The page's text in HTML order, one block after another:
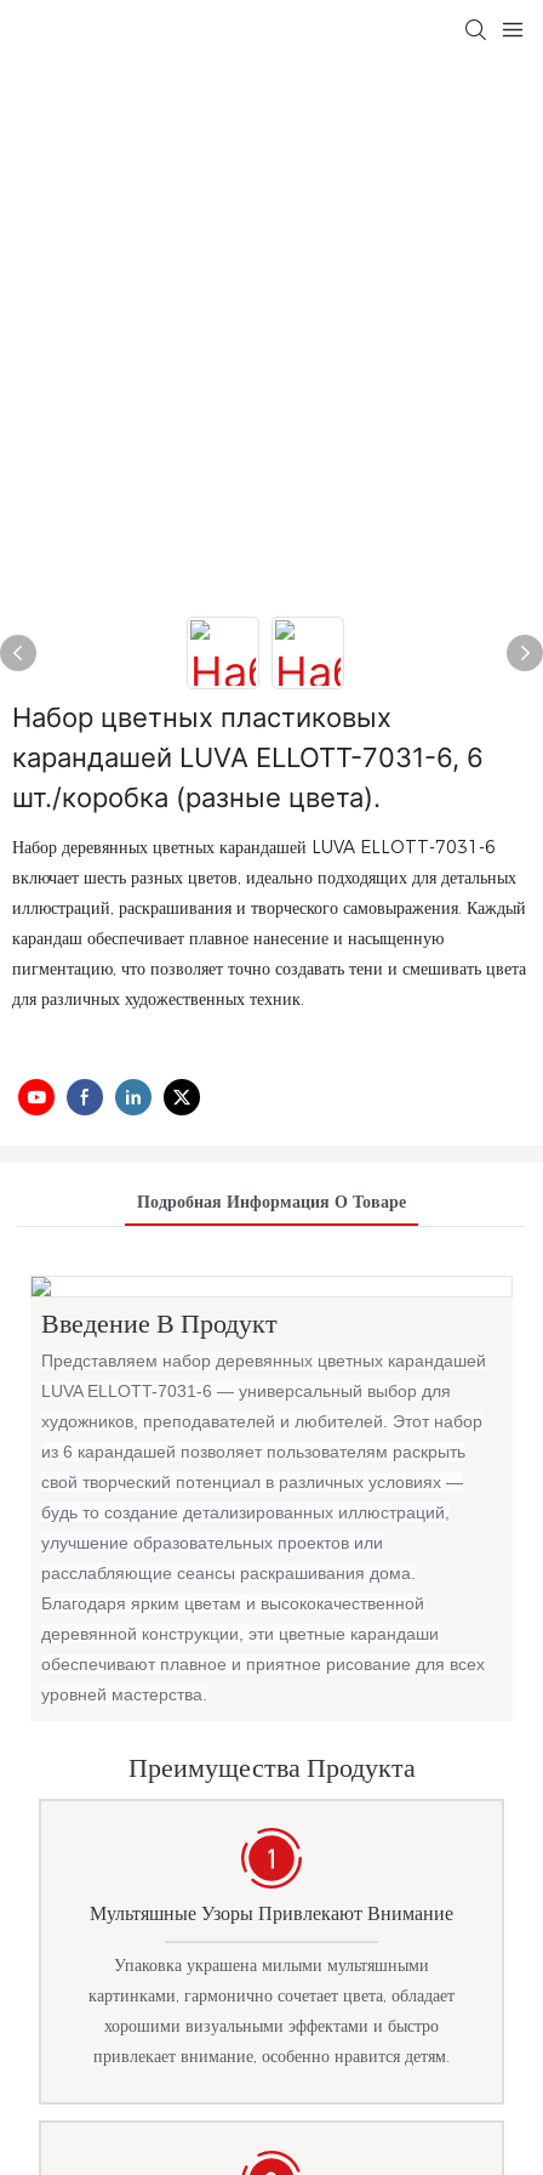
Набор цветных пластиковых
карандашей LUVA ELLOTT-7031-6, 6
шт./коробка (разные цвета).
Набор деревянных цветных карандашей LUVA ELLOTT-7031-6
включает шесть разных цветов, идеально подходящих для детальных
иллюстраций, раскрашивания и творческого самовыражения. Каждый
карандаш обеспечивает плавное нанесение и насыщенную
пигментацию, что позволяет точно создавать тени и смешивать цвета
для различных художественных техник.
Подробная Информация О Товаре
Введение В Продукт
Представляем набор деревянных цветных карандашей
LUVA ELLOTT-7031-6 — универсальный выбор для
художников, преподавателей и любителей. Этот набор
из 6 карандашей позволяет пользователям раскрыть
свой творческий потенциал в различных условиях —
будь то создание детализированных иллюстраций,
улучшение образовательных проектов или
расслабляющие сеансы раскрашивания дома.
Благодаря ярким цветам и высококачественной
деревянной конструкции, эти цветные карандаши
обеспечивают плавное и приятное рисование для всех
уровней мастерства.
Преимущества Продукта
Мультяшные Узоры Привлекают Внимание
Упаковка украшена милыми мультяшными
картинками, гармонично сочетает цвета, обладает
хорошими визуальными эффектами и быстро
привлекает внимание, особенно нравится детям.